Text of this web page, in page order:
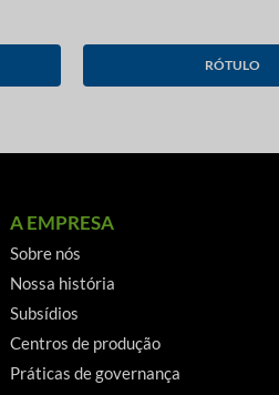
RÓTULO
A EMPRESA
Sobre nós
Nossa história
Subsídios
Centros de produção
Práticas de governança